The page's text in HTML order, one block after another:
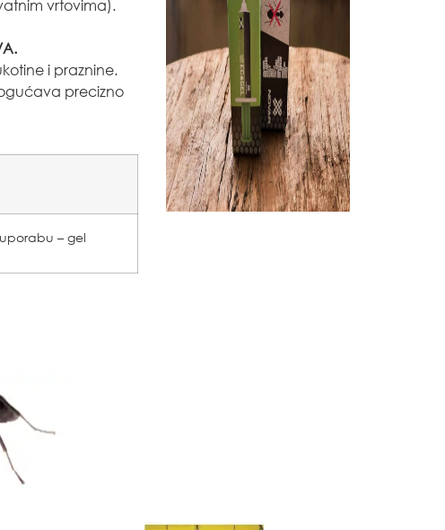
vrtovima).
i praznine.
precizno
– gel